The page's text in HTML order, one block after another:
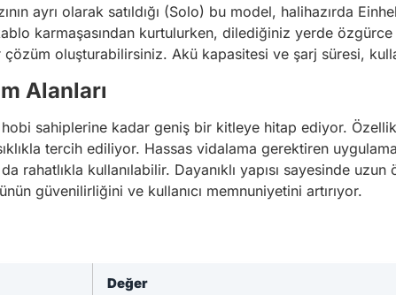
ayrı olarak satıldığı (Solo) bu model, halihazırda
karmaşasından kurtulurken, dilediğiniz yerde özgürce
oluşturabilirsiniz. Akü kapasitesi ve şarj süresi,
Alanları
hobi sahiplerine kadar geniş bir kitleye hitap ediyor.
tercih ediliyor. Hassas vidalama gerektiren
rahatlıkla kullanılabilir. Dayanıklı yapısı sayesinde
güvenilirliğini ve kullanıcı memnuniyetini artırıyor.
Değer